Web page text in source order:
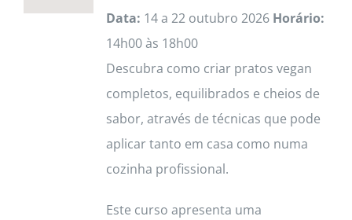
Data: 14 a 22 outubro 2026 Horário:
14h00 às 18h00
Descubra como criar pratos vegan
completos, equilibrados e cheios de
sabor, através de técnicas que pode
aplicar tanto em casa como numa
cozinha profissional.
Este curso apresenta uma